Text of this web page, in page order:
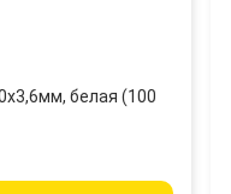
белая (100